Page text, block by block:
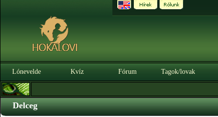
Lónevelde Kvíz Fórum Tagok/lovak
Delceg